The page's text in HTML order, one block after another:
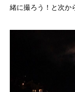
緒に撮ろう！と次か